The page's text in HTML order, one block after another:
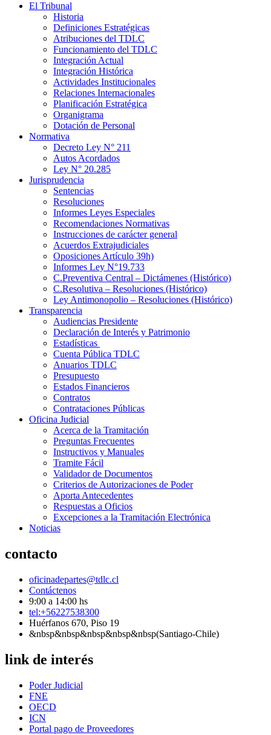
El Tribunal
Historia
Definiciones Estratégicas
Atribuciones del TDLC
Funcionamiento del TDLC
Integración Actual
Integración Histórica
Actividades Institucionales
Relaciones Internacionales
Planificación Estratégica
Organigrama
Dotación de Personal
Normativa
Decreto Ley N° 211
Autos Acordados
Ley N° 20.285
Jurisprudencia
Sentencias
Resoluciones
Informes Leyes Especiales
Recomendaciones Normativas
Instrucciones de carácter general
Acuerdos Extrajudiciales
Oposiciones Artículo 39h)
Informes Ley N°19.733
C.Preventiva Central – Dictámenes (Histórico)
C.Resolutiva – Resoluciones (Histórico)
Ley Antimonopolio – Resoluciones (Histórico)
Transparencia
Audiencias Presidente
Declaración de Interés y Patrimonio
Estadísticas
Cuenta Pública TDLC
Anuarios TDLC
Presupuesto
Estados Financieros
Contratos
Contrataciones Públicas
Oficina Judicial
Acerca de la Tramitación
Preguntas Frecuentes
Instructivos y Manuales
Tramite Fácil
Validador de Documentos
Criterios de Autorizaciones de Poder
Aporta Antecedentes
Respuestas a Oficios
Excepciones a la Tramitación Electrónica
Noticias
contacto
oficinadepartes@tdlc.cl
Contáctenos
9:00 a 14:00 hs
tel:+56227538300
Huérfanos 670, Piso 19
&nbsp&nbsp&nbsp&nbsp&nbsp(Santiago-Chile)
link de interés
Poder Judicial
FNE
OECD
ICN
Portal pago de Proveedores